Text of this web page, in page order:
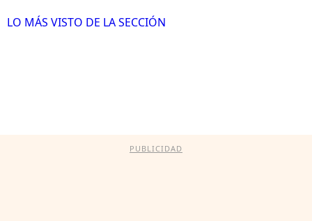
LO MÁS VISTO DE LA SECCIÓN
PUBLICIDAD